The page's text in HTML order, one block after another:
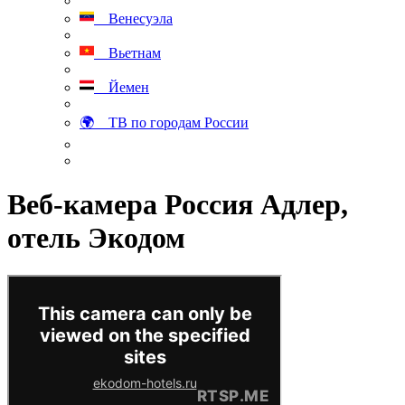
Венесуэла
Вьетнам
Йемен
🌍 ТВ по городам России
Веб-камера Россия Адлер,
отель Экодом